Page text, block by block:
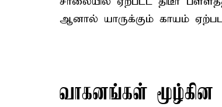
ஆனால் யாருக்கும் காயம்
வாகனங்கள் மூழ்கின